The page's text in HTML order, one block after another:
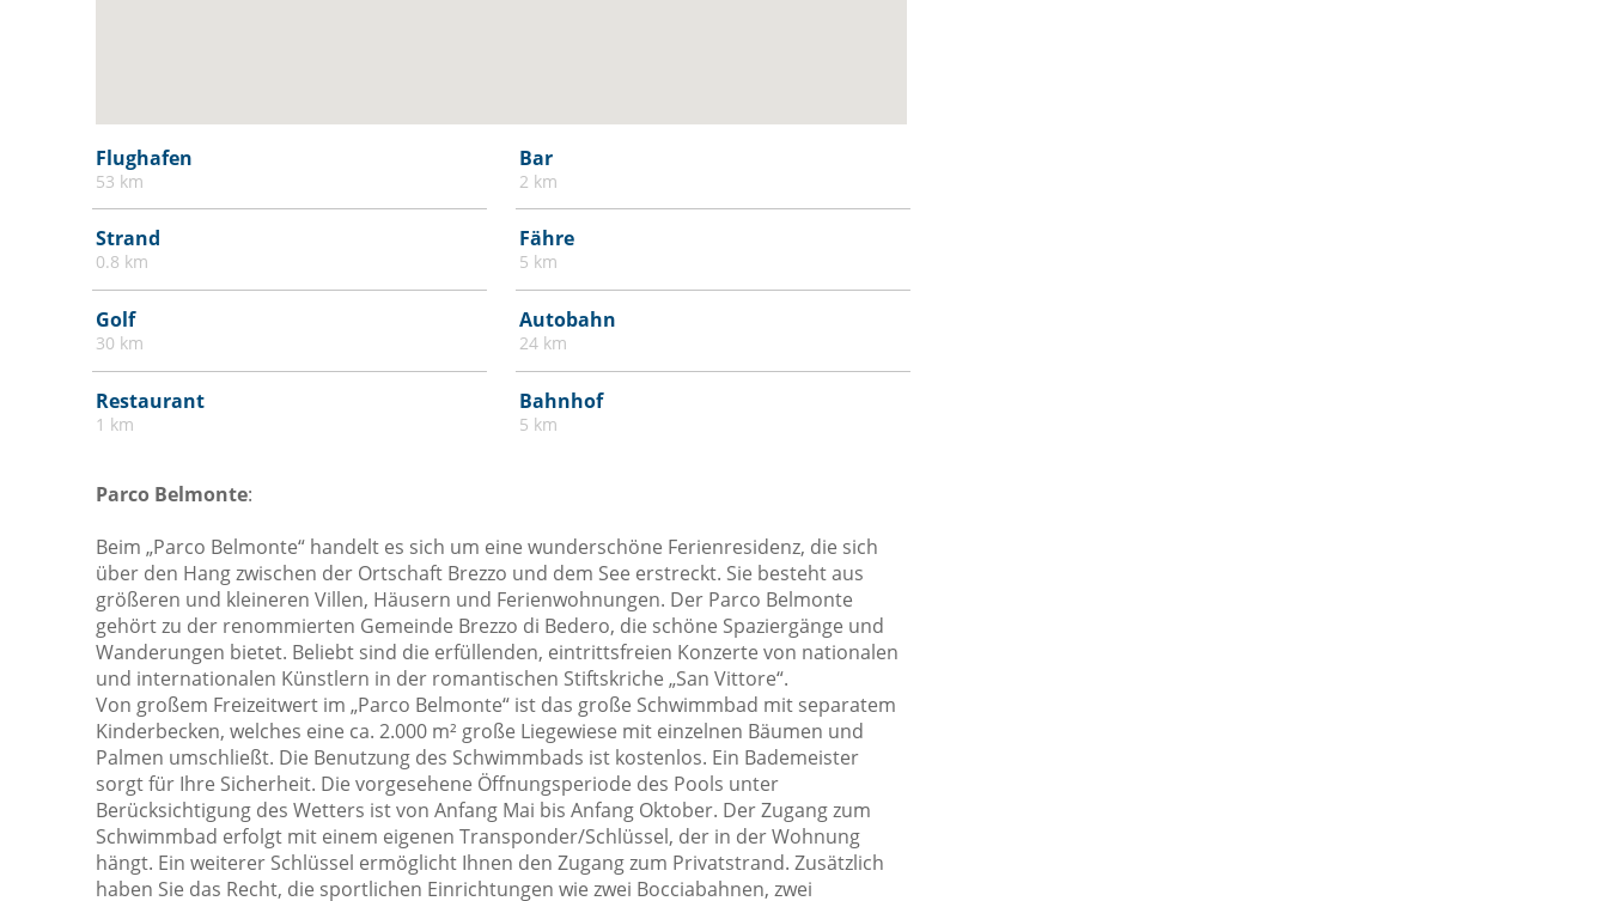
High Definition (HD) Flachbildfernseher -
32 Zoll oder mehr
Kinderbett / Kinderbett
Kinderhochstuhl
Kohlenmonoxiddetektor
Mülleimer
Obergeschoss mit dem Aufzug
Satelliten Fernsehen
Schlafsofa
Schränke im Zimmer
Seezugang
Weingläser
Flughafen
53 km
Bar
2 km
Strand
0.8 km
Fähre
5 km
Golf
30 km
Autobahn
24 km
Restaurant
1 km
Bahnhof
5 km
Parco Belmonte:
Beim „Parco Belmonte“ handelt es sich um eine wunderschöne Ferienresidenz, die sich
über den Hang zwischen der Ortschaft Brezzo und dem See erstreckt. Sie besteht aus
größeren und kleineren Villen, Häusern und Ferienwohnungen. Der Parco Belmonte
gehört zu der renommierten Gemeinde Brezzo di Bedero, die schöne Spaziergänge und
Wanderungen bietet. Beliebt sind die erfüllenden, eintrittsfreien Konzerte von nationalen
und internationalen Künstlern in der romantischen Stiftskriche „San Vittore“.
Von großem Freizeitwert im „Parco Belmonte“ ist das große Schwimmbad mit separatem
Kinderbecken, welches eine ca. 2.000 m² große Liegewiese mit einzelnen Bäumen und
Palmen umschließt. Die Benutzung des Schwimmbads ist kostenlos. Ein Bademeister
sorgt für Ihre Sicherheit. Die vorgesehene Öffnungsperiode des Pools unter
Berücksichtigung des Wetters ist von Anfang Mai bis Anfang Oktober. Der Zugang zum
Schwimmbad erfolgt mit einem eigenen Transponder/Schlüssel, der in der Wohnung
hängt. Ein weiterer Schlüssel ermöglicht Ihnen den Zugang zum Privatstrand. Zusätzlich
haben Sie das Recht, die sportlichen Einrichtungen wie zwei Bocciabahnen, zwei